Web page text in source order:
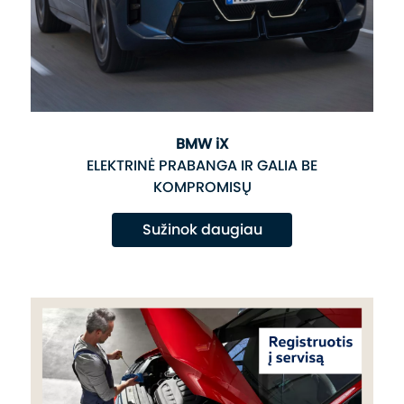
BMW iX
ELEKTRINĖ PRABANGA IR GALIA BE
KOMPROMISŲ
Sužinok daugiau